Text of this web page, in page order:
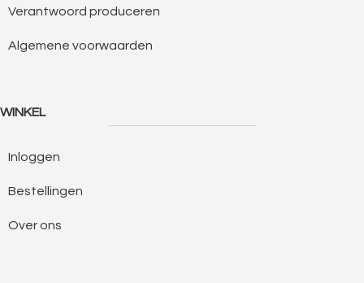
Verantwoord produceren
Algemene voorwaarden
WINKEL
Inloggen
Bestellingen
Over ons